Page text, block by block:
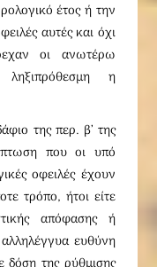
έτος ή την
αυτές και όχι
οι ανωτέρω
ληξιπρόθεσμη η
της περ. β’ της
που οι υπό
οφειλές έχουν
τρόπο, ήτοι είτε
απόφασης ή
ευθύνη